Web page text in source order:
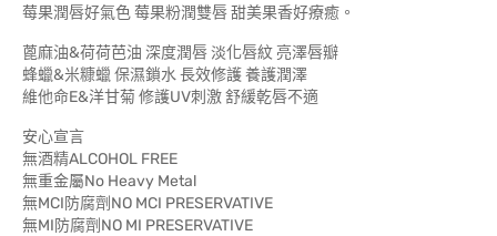
莓果潤唇好氣色 莓果粉潤雙唇 甜美果香好療癒。
蓖麻油&荷荷芭油 深度潤唇 淡化唇紋 亮澤唇瓣
蜂蠟&米糠蠟 保濕鎖水 長效修護 養護潤澤
維他命E&洋甘菊 修護UV刺激 舒緩乾唇不適
安心宣言
無酒精ALCOHOL FREE
無重金屬No Heavy Metal
無MCI防腐劑NO MCI PRESERVATIVE
無MI防腐劑NO MI PRESERVATIVE